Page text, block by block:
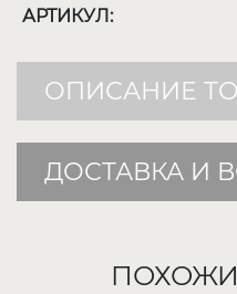
АРТИКУЛ:
ОПИСАНИЕ
ДОСТАВКА И